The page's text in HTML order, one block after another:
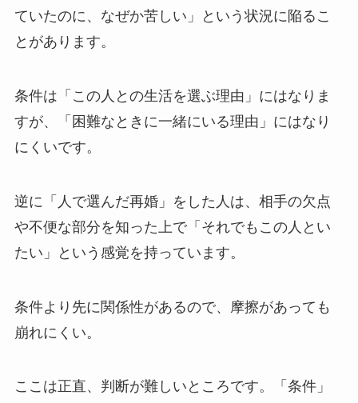
ていたのに、なぜか苦しい」という状況に陥るこ
とがあります。
条件は「この人との生活を選ぶ理由」にはなりま
すが、「困難なときに一緒にいる理由」にはなり
にくいです。
逆に「人で選んだ再婚」をした人は、相手の欠点
や不便な部分を知った上で「それでもこの人とい
たい」という感覚を持っています。
条件より先に関係性があるので、摩擦があっても
崩れにくい。
ここは正直、判断が難しいところです。「条件」